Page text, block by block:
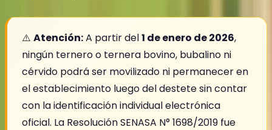
⚠️ Atención:A partir del1 de enero de 2026,
ningún ternero o ternera bovino, bubalino ni
cérvido podrá ser movilizado ni permanecer en
el establecimiento luego del destete sin contar
con la identificación individual electrónica
oficial. La Resolución SENASA N° 1698/2019 fue